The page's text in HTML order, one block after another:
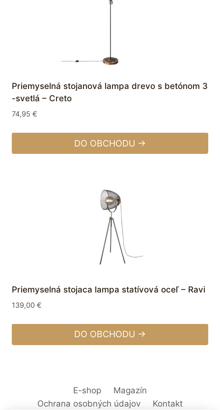
Priemyselná stojanová lampa drevo s betónom 3
-svetlá – Creto
74,95 €
DO OBCHODU →
Priemyselná stojaca lampa statívová oceľ – Ravi
139,00 €
DO OBCHODU →
E-shop
Magazín
Ochrana osobných údajov
Kontakt